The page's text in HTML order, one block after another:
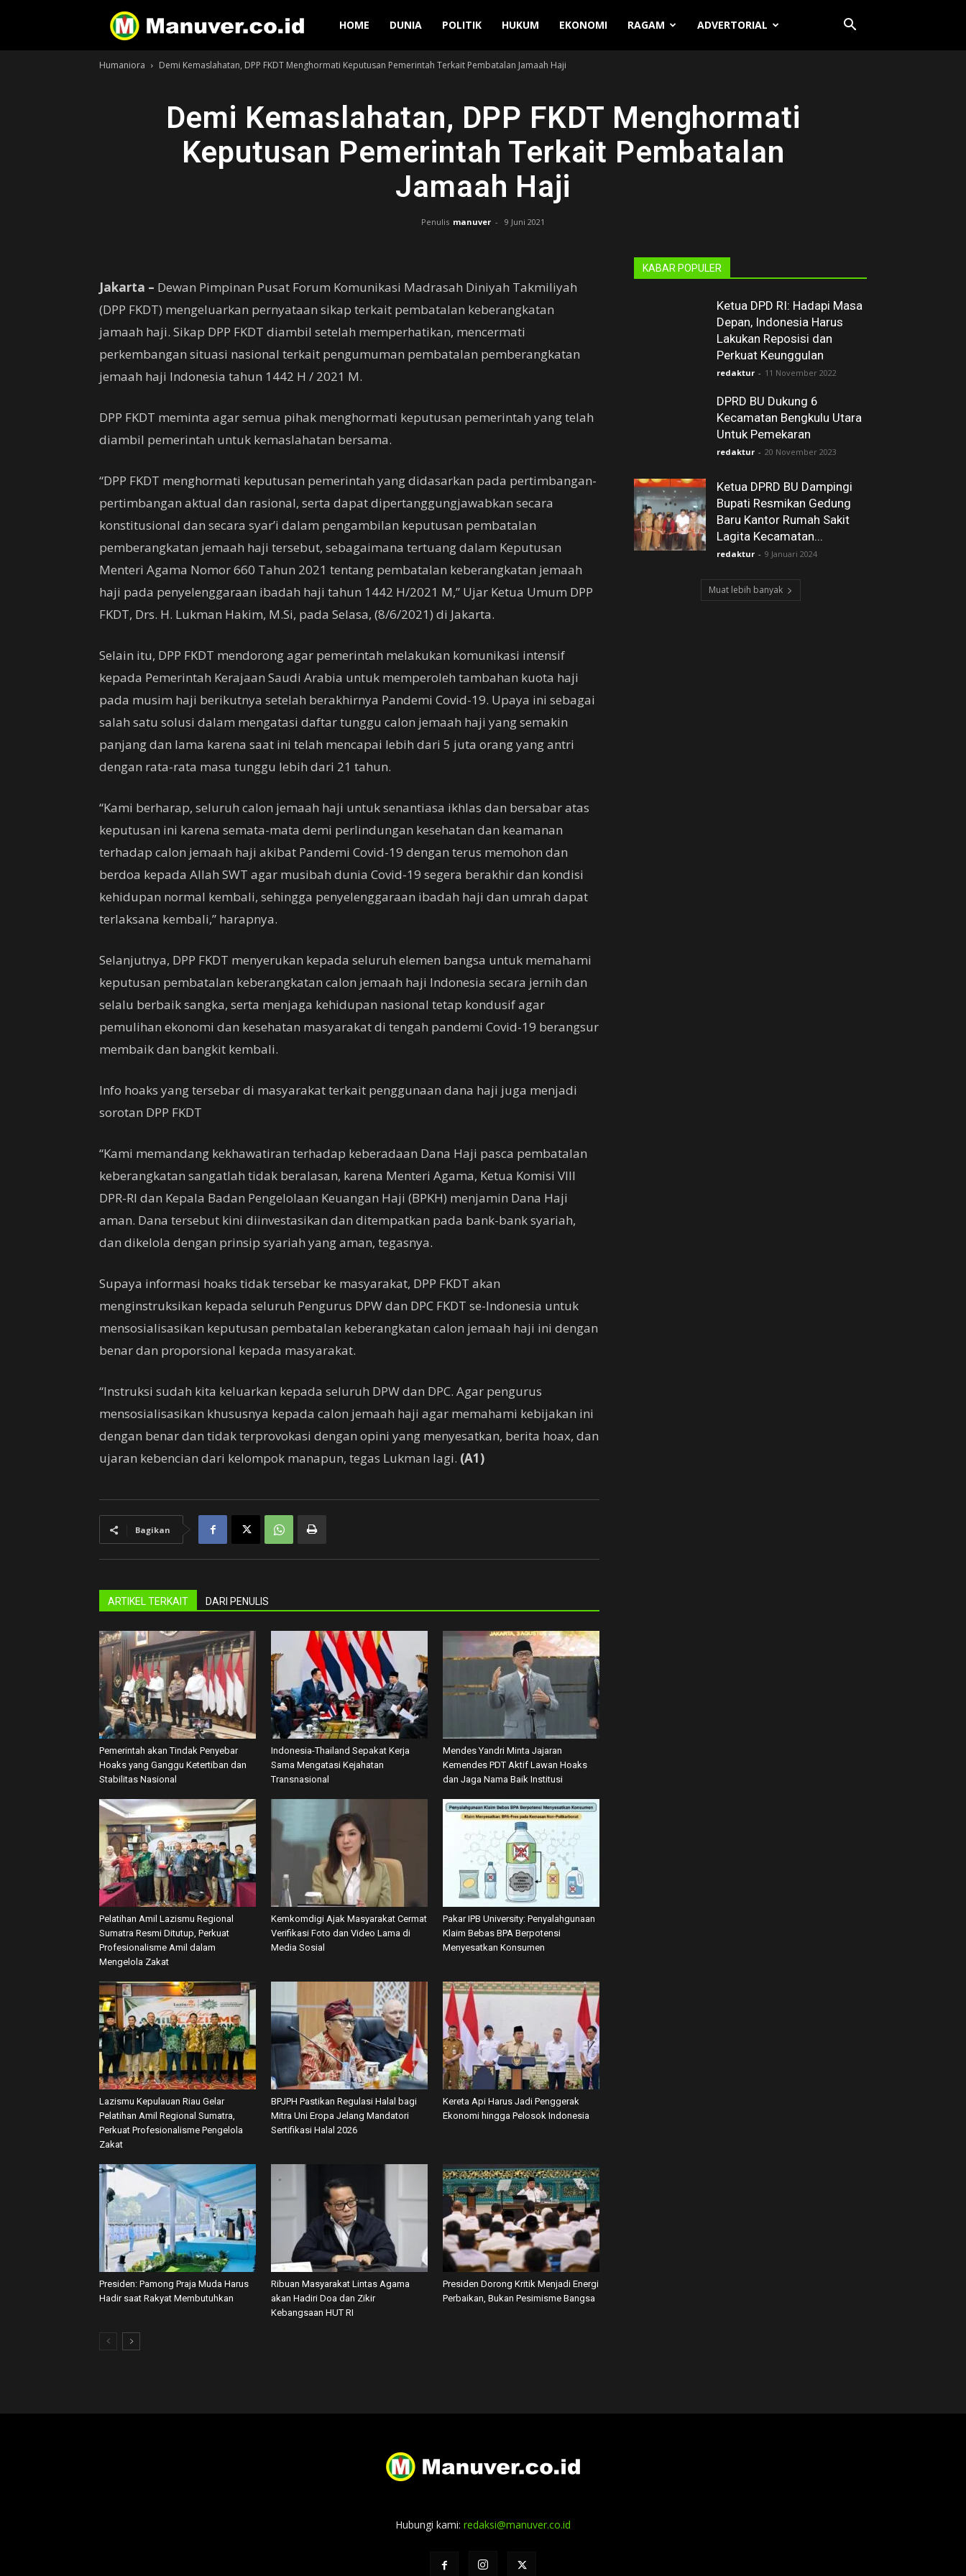
Manuver
HOME DUNIA POLITIK HUKUM EKONOMI RAGAM ADVERTORIAL
Humaniora Demi Kemaslahatan, DPP FKDT Menghormati Keputusan Pemerintah Terkait Pembatalan Jamaah Haji
Demi Kemaslahatan, DPP FKDT Menghormati
Keputusan Pemerintah Terkait Pembatalan
Jamaah Haji
Penulis manuver - 9 Juni 2021
Jakarta – Dewan Pimpinan Pusat Forum Komunikasi Madrasah Diniyah Takmiliyah
(DPP FKDT) mengeluarkan pernyataan sikap terkait pembatalan keberangkatan
jamaah haji. Sikap DPP FKDT diambil setelah memperhatikan, mencermati
perkembangan situasi nasional terkait pengumuman pembatalan pemberangkatan
jemaah haji Indonesia tahun 1442 H / 2021 M.
DPP FKDT meminta agar semua pihak menghormati keputusan pemerintah yang telah
diambil pemerintah untuk kemaslahatan bersama.
“DPP FKDT menghormati keputusan pemerintah yang didasarkan pada pertimbangan-
pertimbangan aktual dan rasional, serta dapat dipertanggungjawabkan secara
konstitusional dan secara syar’i dalam pengambilan keputusan pembatalan
pemberangkatan jemaah haji tersebut, sebagaimana tertuang dalam Keputusan
Menteri Agama Nomor 660 Tahun 2021 tentang pembatalan keberangkatan jemaah
haji pada penyelenggaraan ibadah haji tahun 1442 H/2021 M,” Ujar Ketua Umum DPP
FKDT, Drs. H. Lukman Hakim, M.Si, pada Selasa, (8/6/2021) di Jakarta.
Selain itu, DPP FKDT mendorong agar pemerintah melakukan komunikasi intensif
kepada Pemerintah Kerajaan Saudi Arabia untuk memperoleh tambahan kuota haji
pada musim haji berikutnya setelah berakhirnya Pandemi Covid-19. Upaya ini sebagai
salah satu solusi dalam mengatasi daftar tunggu calon jemaah haji yang semakin
panjang dan lama karena saat ini telah mencapai lebih dari 5 juta orang yang antri
dengan rata-rata masa tunggu lebih dari 21 tahun.
“Kami berharap, seluruh calon jemaah haji untuk senantiasa ikhlas dan bersabar atas
keputusan ini karena semata-mata demi perlindungan kesehatan dan keamanan
terhadap calon jemaah haji akibat Pandemi Covid-19 dengan terus memohon dan
berdoa kepada Allah SWT agar musibah dunia Covid-19 segera berakhir dan kondisi
kehidupan normal kembali, sehingga penyelenggaraan ibadah haji dan umrah dapat
terlaksana kembali,” harapnya.
Selanjutnya, DPP FKDT menyerukan kepada seluruh elemen bangsa untuk memahami
keputusan pembatalan keberangkatan calon jemaah haji Indonesia secara jernih dan
selalu berbaik sangka, serta menjaga kehidupan nasional tetap kondusif agar
pemulihan ekonomi dan kesehatan masyarakat di tengah pandemi Covid-19 berangsur
membaik dan bangkit kembali.
Info hoaks yang tersebar di masyarakat terkait penggunaan dana haji juga menjadi
sorotan DPP FKDT
“Kami memandang kekhawatiran terhadap keberadaan Dana Haji pasca pembatalan
keberangkatan sangatlah tidak beralasan, karena Menteri Agama, Ketua Komisi VIII
DPR-RI dan Kepala Badan Pengelolaan Keuangan Haji (BPKH) menjamin Dana Haji
aman. Dana tersebut kini diinvestasikan dan ditempatkan pada bank-bank syariah,
dan dikelola dengan prinsip syariah yang aman, tegasnya.
Supaya informasi hoaks tidak tersebar ke masyarakat, DPP FKDT akan
menginstruksikan kepada seluruh Pengurus DPW dan DPC FKDT se-Indonesia untuk
mensosialisasikan keputusan pembatalan keberangkatan calon jemaah haji ini dengan
benar dan proporsional kepada masyarakat.
“Instruksi sudah kita keluarkan kepada seluruh DPW dan DPC. Agar pengurus
mensosialisasikan khususnya kepada calon jemaah haji agar memahami kebijakan ini
dengan benar dan tidak terprovokasi dengan opini yang menyesatkan, berita hoax, dan
ujaran kebencian dari kelompok manapun, tegas Lukman lagi. (A1)
Bagikan
ARTIKEL TERKAIT DARI PENULIS
Pemerintah akan Tindak Penyebar
Hoaks yang Ganggu Ketertiban dan
Stabilitas Nasional
Indonesia-Thailand Sepakat Kerja
Sama Mengatasi Kejahatan
Transnasional
Mendes Yandri Minta Jajaran
Kemendes PDT Aktif Lawan Hoaks
dan Jaga Nama Baik Institusi
Pelatihan Amil Lazismu Regional
Sumatra Resmi Ditutup, Perkuat
Profesionalisme Amil dalam
Mengelola Zakat
Kemkomdigi Ajak Masyarakat Cermat
Verifikasi Foto dan Video Lama di
Media Sosial
Pakar IPB University: Penyalahgunaan
Klaim Bebas BPA Berpotensi
Menyesatkan Konsumen
Lazismu Kepulauan Riau Gelar
Pelatihan Amil Regional Sumatra,
Perkuat Profesionalisme Pengelola
Zakat
BPJPH Pastikan Regulasi Halal bagi
Mitra Uni Eropa Jelang Mandatori
Sertifikasi Halal 2026
Kereta Api Harus Jadi Penggerak
Ekonomi hingga Pelosok Indonesia
Presiden: Pamong Praja Muda Harus
Hadir saat Rakyat Membutuhkan
Ribuan Masyarakat Lintas Agama
akan Hadiri Doa dan Zikir
Kebangsaan HUT RI
Presiden Dorong Kritik Menjadi Energi
Perbaikan, Bukan Pesimisme Bangsa
KABAR POPULER
Ketua DPD RI: Hadapi Masa
Depan, Indonesia Harus
Lakukan Reposisi dan
Perkuat Keunggulan
redaktur - 11 November 2022
DPRD BU Dukung 6
Kecamatan Bengkulu Utara
Untuk Pemekaran
redaktur - 20 November 2023
Ketua DPRD BU Dampingi
Bupati Resmikan Gedung
Baru Kantor Rumah Sakit
Lagita Kecamatan...
redaktur - 9 Januari 2024
Muat lebih banyak
Hubungi kami: redaksi@manuver.co.id